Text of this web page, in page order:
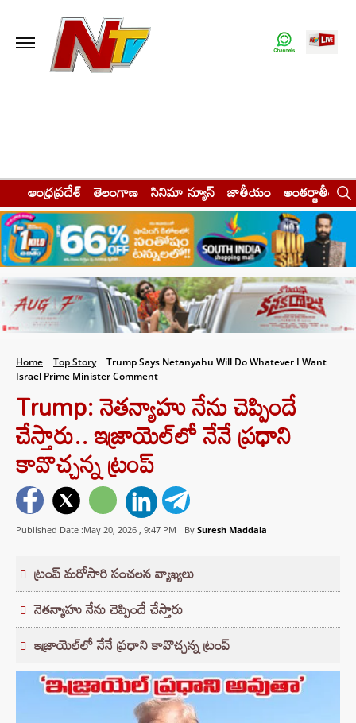
ఆంధ్రప్రదేశ్ తెలంగాణ సినిమా న్యూస్ జాతీయం అంతర్జాతీయం
Home Top Story
Trump Says Netanyahu Will Do Whatever I Want
Israel Prime Minister Comment
Trump: నెతన్యాహు నేను చెప్పిందే
చేస్తారు.. ఇజ్రాయెల్‌లో నేనే ప్రధాని
కావొచ్చన్న ట్రంప్
Published Date :May 20, 2026 , 9:47 PM By Suresh Maddala
ట్రంప్ మరోసారి సంచలన వ్యాఖ్యలు
నెతన్యాహు నేను చెప్పిందే చేస్తారు
ఇజ్రాయెల్‌లో నేనే ప్రధాని కావొచ్చన్న ట్రంప్